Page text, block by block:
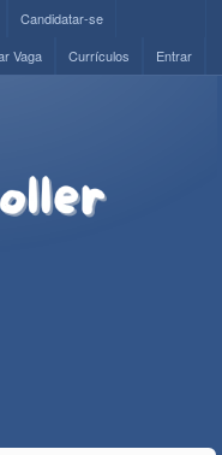
Candidatar-se
Entrar
Currículos
Vaga